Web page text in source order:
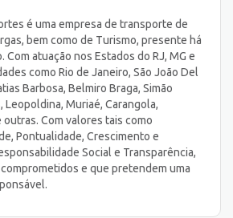
é uma empresa de transporte de
bem como de Turismo, presente há
Com atuação nos Estados do RJ, MG e
como Rio de Janeiro, São João Del
Barbosa, Belmiro Braga, Simão
Leopoldina, Muriaé, Carangola,
Com valores tais como
Pontualidade, Crescimento e
Social e Transparência,
e que pretendem uma